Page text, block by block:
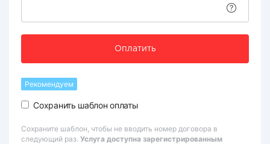
Оплатить
Рекомендуем
Сохранить шаблон оплаты
Сохраните шаблон, чтобы не вводить номер договора в
следующий раз. Услуга доступна зарегистрированным